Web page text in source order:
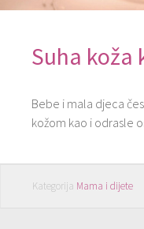
Suha koža
Bebe i mala djeca
kožom kao i odrasle
Kategorija Mama i dijete